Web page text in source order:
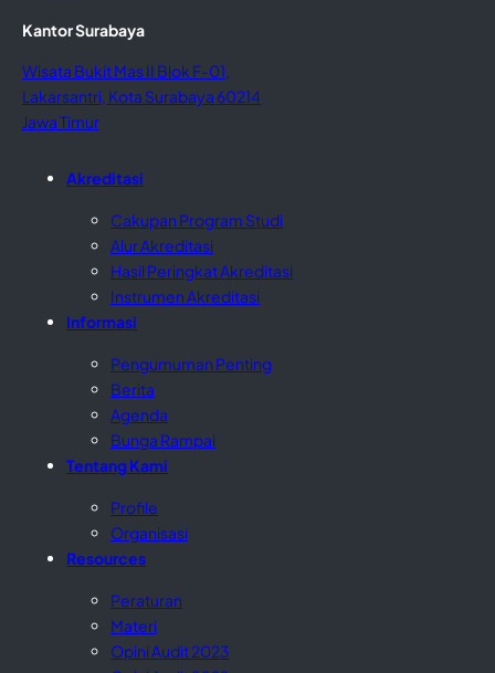
Kantor Surabaya
Wisata Bukit Mas II Blok F-01,
Lakarsantri, Kota Surabaya 60214
Jawa Timur
Akreditasi
Cakupan Program Studi
Alur Akreditasi
Hasil Peringkat Akreditasi
Instrumen Akreditasi
Informasi
Pengumuman Penting
Berita
Agenda
Bunga Rampai
Tentang Kami
Profile
Organisasi
Resources
Peraturan
Materi
Opini Audit 2023